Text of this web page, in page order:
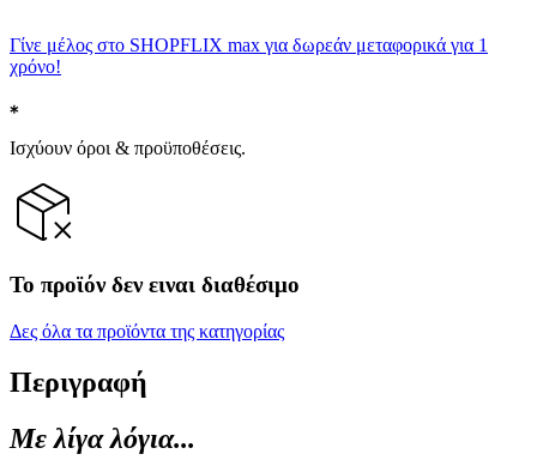
Γίνε μέλος στο SHOPFLIX max για δωρεάν μεταφορικά για 1
χρόνο!
Ισχύουν όροι & προϋποθέσεις.
Το προϊόν δεν ειναι διαθέσιμο
Δες όλα τα προϊόντα της κατηγορίας
Περιγραφή
Με λίγα λόγια...